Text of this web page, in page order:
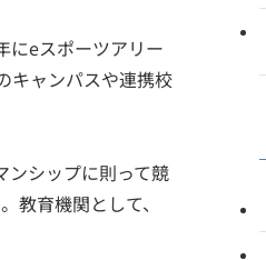
にeスポーツアリー
キャンパスや連携校
ンシップに則って競
教育機関として、